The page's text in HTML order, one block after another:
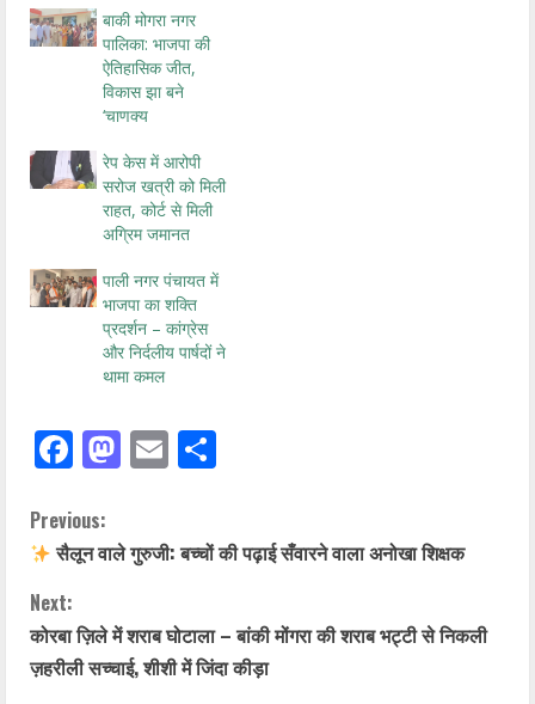
बाकी मोगरा नगर
पालिका: भाजपा की
ऐतिहासिक जीत,
विकास झा बने
‘चाणक्य
रेप केस में आरोपी
सरोज खत्री को मिली
राहत, कोर्ट से मिली
अग्रिम जमानत
पाली नगर पंचायत में
भाजपा का शक्ति
प्रदर्शन – कांग्रेस
और निर्दलीय पार्षदों ने
थामा कमल
Facebook
Mastodon
Email
Previous:
सैलून वाले गुरुजी: बच्चों की पढ़ाई सँवारने वाला अनोखा शिक्षक
Next:
कोरबा ज़िले में शराब घोटाला – बांकी मोंगरा की शराब भट्टी से निकली
ज़हरीली सच्चाई, शीशी में जिंदा कीड़ा